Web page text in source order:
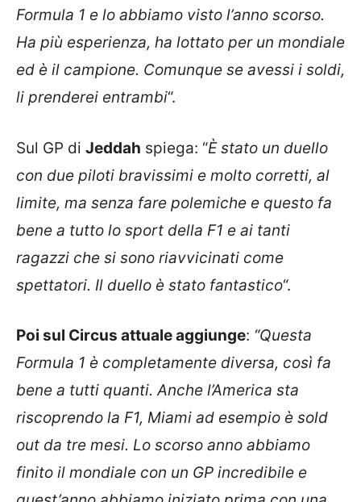
Formula 1 e lo abbiamo visto l’anno scorso.
Ha più esperienza, ha lottato per un mondiale
ed è il campione. Comunque se avessi i soldi,
li prenderei entrambi“.
Sul GP di Jeddah spiega: “È stato un duello
con due piloti bravissimi e molto corretti, al
limite, ma senza fare polemiche e questo fa
bene a tutto lo sport della F1 e ai tanti
ragazzi che si sono riavvicinati come
spettatori. Il duello è stato fantastico“.
Poi sul Circus attuale aggiunge: “Questa
Formula 1 è completamente diversa, così fa
bene a tutti quanti. Anche l’America sta
riscoprendo la F1, Miami ad esempio è sold
out da tre mesi. Lo scorso anno abbiamo
finito il mondiale con un GP incredibile e